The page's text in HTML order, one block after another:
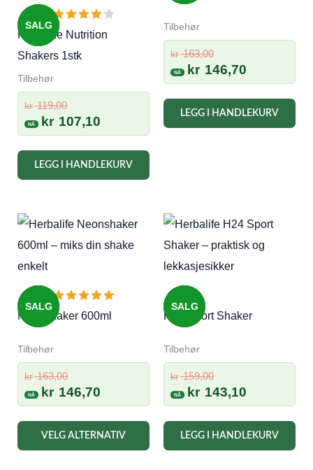
SALG
Herbalife Nutrition
Shakers 1stk
Tilbehør
kr119,00Opprinnelig
pris
var:
kr 119,00.
kr 107,10
pris
er:
kr 107,10.
LEGG I HANDLEKURV
Tilbehør
kr163,00Opprinnelig
pris
var:
kr 163,00.
kr 146,70
pris
er:
kr 146,70.
LEGG I HANDLEKURV
SALG
Neonshaker 600ml
Tilbehør
kr163,00Opprinnelig
pris
var:
kr 163,00.
kr 146,70
pris
er:
kr 146,70.
VELG ALTERNATIV
Dette
produktet
SALG
H24 Sport Shaker
Tilbehør
kr159,00Opprinnelig
pris
var:
kr 159,00.
kr 143,10
pris
er:
kr 143,10.
LEGG I HANDLEKURV